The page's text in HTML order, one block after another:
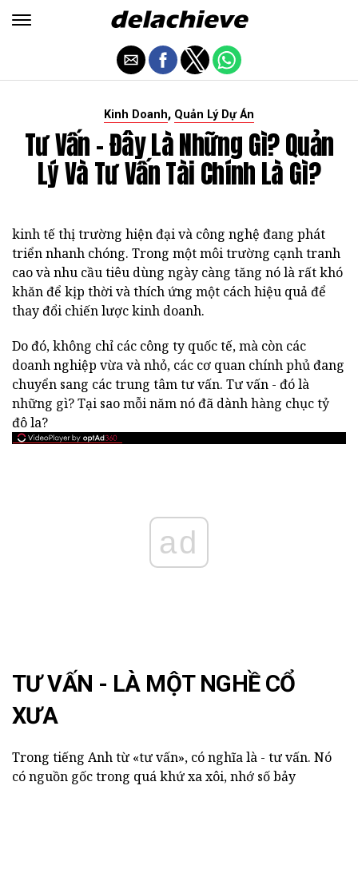
Kinh Doanh, Quản Lý Dự Án
Tư Vấn - Đây Là Những Gì? Quản
Lý Và Tư Vấn Tài Chính Là Gì?
kinh tế thị trường hiện đại và công nghệ đang phát
triển nhanh chóng. Trong một môi trường cạnh tranh
cao và nhu cầu tiêu dùng ngày càng tăng nó là rất khó
khăn để kịp thời và thích ứng một cách hiệu quả để
thay đổi chiến lược kinh doanh.
Do đó, không chỉ các công ty quốc tế, mà còn các
doanh nghiệp vừa và nhỏ, các cơ quan chính phủ đang
chuyển sang các trung tâm tư vấn. Tư vấn - đó là
những gì? Tại sao mỗi năm nó đã dành hàng chục tỷ
đô la?
ad
TƯ VẤN - LÀ MỘT NGHỀ CỔ
XƯA
Trong tiếng Anh từ «tư vấn», có nghĩa là - tư vấn. Nó
có nguồn gốc trong quá khứ xa xôi, nhớ số bảy